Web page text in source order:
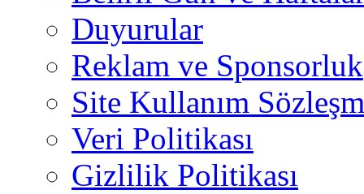
Duyurular
Reklam ve Sponsorluk
Site Kullanım
Veri Politikası
Gizlilik Politikası